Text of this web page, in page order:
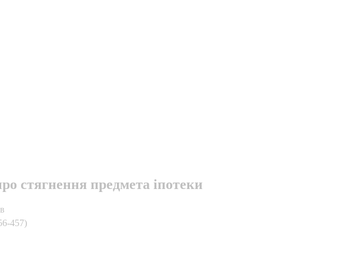
стягнення предмета іпотеки
457)